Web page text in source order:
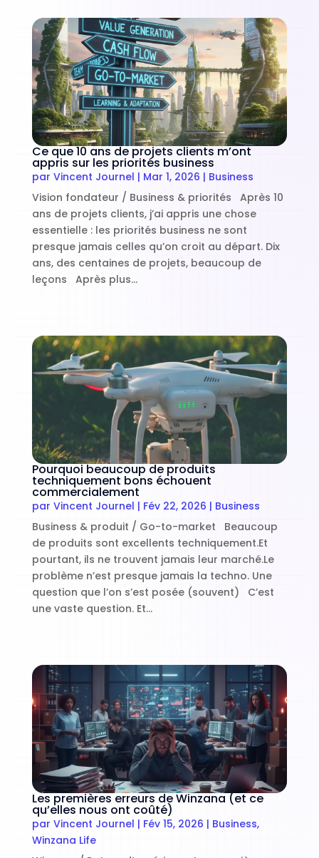
Ce que 10 ans de projets clients m’ont
appris sur les priorités business
par Vincent Journel | Mar 1, 2026 | Business
Vision fondateur / Business & priorités Après 10
ans de projets clients, j’ai appris une chose
essentielle : les priorités business ne sont
presque jamais celles qu’on croit au départ. Dix
ans, des centaines de projets, beaucoup de
leçons Après plus...
Pourquoi beaucoup de produits
techniquement bons échouent
commercialement
par Vincent Journel | Fév 22, 2026 | Business
Business & produit / Go-to-market Beaucoup
de produits sont excellents techniquement.Et
pourtant, ils ne trouvent jamais leur marché.Le
problème n’est presque jamais la techno. Une
question que l’on s’est posée (souvent) C’est
une vaste question. Et...
Les premières erreurs de Winzana (et ce
qu’elles nous ont coûté)
par Vincent Journel | Fév 15, 2026 | Business,
Winzana Life